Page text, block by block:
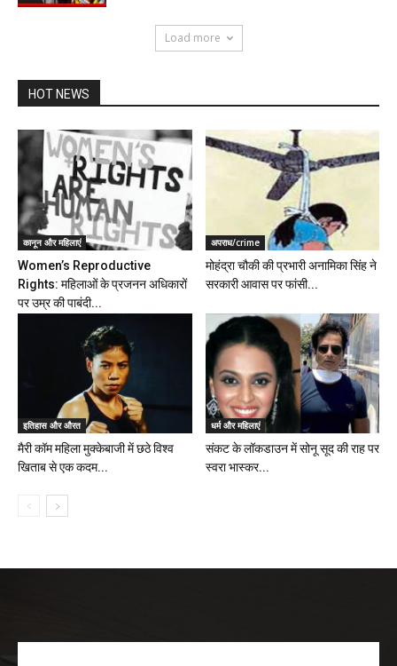
Load more
HOT NEWS
कानून और महिलाएं
Women’s Reproductive
Rights: महिलाओं के प्रजनन अधिकारों
पर उम्र की पाबंदी...
अपराध/crime
मोहंद्रा चौकी की प्रभारी अनामिका सिंह ने
सरकारी आवास पर फांसी...
इतिहास और औरत
मैरी कॉम महिला मुक्केबाजी में छठे विश्व
खिताब से एक कदम...
धर्म और महिलाएं
संकट के लॉकडाउन में सोनू सूद की राह पर
स्वरा भास्कर...